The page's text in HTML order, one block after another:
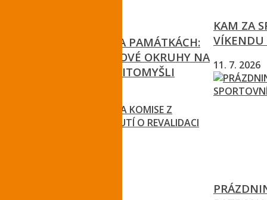
OBJEVTE LÉTO NA PAMÁTKÁCH:
NOVÉ PROHLÍDKOVÉ OKRUHY NA
FRÝDLANTĚ A V LITOMYŠLI
KAM ZA
VÍKENDU
11. 7. 2026